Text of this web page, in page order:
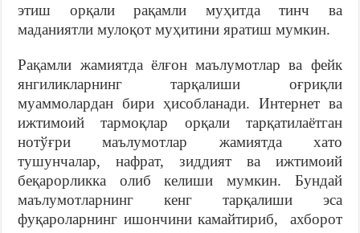
этиш орқали рақамли муҳитда тинч ва
маданиятли мулоқот муҳитини яратиш мумкин.
Рақамли жамиятда ёлғон маълумотлар ва фейк
янгиликларнинг тарқалиши оғриқли
муаммолардан бири ҳисобланади. Интернет ва
ижтимоий тармоқлар орқали тарқатилаётган
нотўғри маълумотлар жамиятда хато
тушунчалар, нафрат, зиддият ва ижтимоий
беқарорликка олиб келиши мумкин. Бундай
маълумотларнинг кенг тарқалиши эса
фуқароларнинг ишончини камайтириб, ахборот